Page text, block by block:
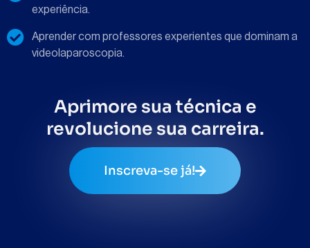
experiência.
Aprender com professores experientes que dominam a
videolaparoscopia.
Aprimore sua técnica e
revolucione sua carreira.
Inscreva-se já!